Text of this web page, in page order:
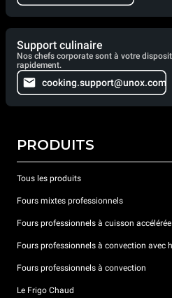
Support culinaire
Nos chefs corporate sont à votre
rapidement.
cooking.support@unox.com
PRODUITS
Tous les produits
Fours mixtes professionnels
Fours professionnels à cuisson accélérée
Fours professionnels à convection avec
Fours professionnels à convection
Le Frigo Chaud